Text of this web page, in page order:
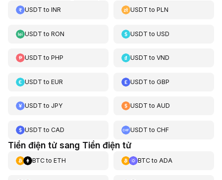
USDT to INR USDT toPLN
USDT to RON USDT toUSD
USDT to PHP USDT toVND
USDT to EUR USDT toGBP
USDT to JPY USDT toAUD
USDT to CAD USDT toCHF
Tiền điện tử sang Tiền điện tử
BTCto ETH BTCto ADA